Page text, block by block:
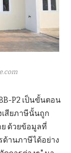
P2 เป็นขั้นตอน
สียภาษีนั้นถูก
ด้วยข้อมูลที่
ด้านภาษีได้อย่าง